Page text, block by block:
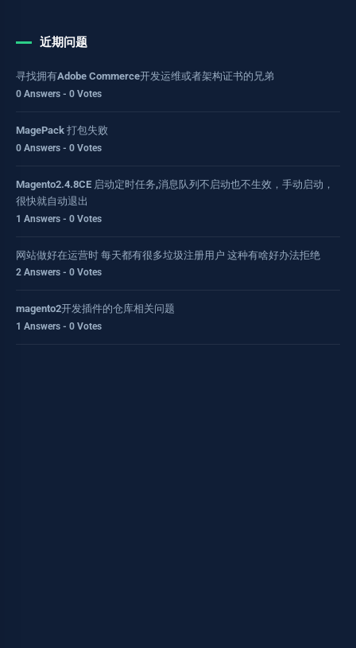
近期问题
寻找拥有Adobe Commerce开发运维或者架构证书的兄弟
0 Answers - 0 Votes
MagePack 打包失败
0 Answers - 0 Votes
Magento2.4.8CE 启动定时任务,消息队列不启动也不生效，手动启动，
很快就自动退出
1 Answers - 0 Votes
网站做好在运营时 每天都有很多垃圾注册用户 这种有啥好办法拒绝
2 Answers - 0 Votes
magento2开发插件的仓库相关问题
1 Answers - 0 Votes